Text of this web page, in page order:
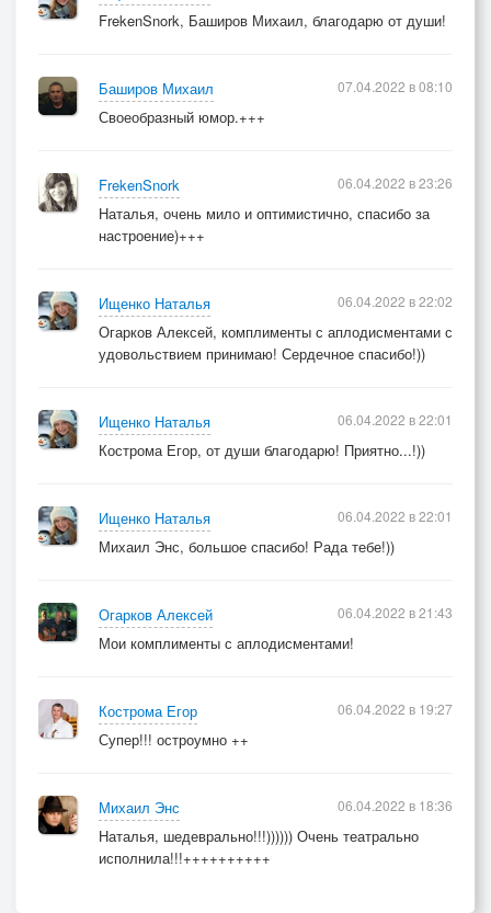
FrekenSnork, Баширов Михаил, благодарю от души!
Баширов Михаил
Своеобразный юмор.+++
07.04.2022 в 08:10
FrekenSnork
Наталья, очень мило и оптимистично, спасибо за
настроение)+++
06.04.2022 в 23:26
Ищенко Наталья
Огарков Алексей, комплименты с аплодисментами с
удовольствием принимаю! Сердечное спасибо!))
06.04.2022 в 22:02
Ищенко Наталья
Кострома Егор, от души благодарю! Приятно...!))
06.04.2022 в 22:01
Ищенко Наталья
Михаил Энс, большое спасибо! Рада тебе!))
06.04.2022 в 22:01
Огарков Алексей
Мои комплименты с аплодисментами!
06.04.2022 в 21:43
Кострома Егор
Супер!!! остроумно ++
06.04.2022 в 19:27
Михаил Энс
Наталья, шедеврально!!!)))))) Очень театрально
исполнила!!!++++++++++
06.04.2022 в 18:36